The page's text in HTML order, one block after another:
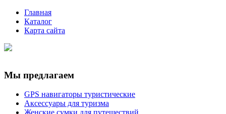
Главная
Каталог
Карта сайта
Мы предлагаем
GPS навигаторы туристические
Аксессуары для туризма